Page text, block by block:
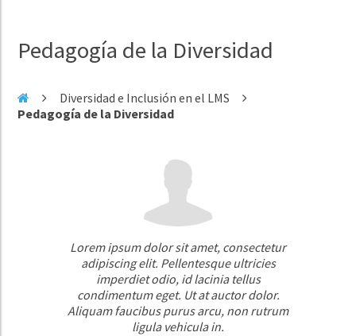
Pedagogía de la Diversidad
Diversidad e Inclusión en el LMS
Pedagogía de la Diversidad
Lorem ipsum dolor sit amet, consectetur
adipiscing elit. Pellentesque ultricies
imperdiet odio, id lacinia tellus
condimentum eget. Ut at auctor dolor.
Aliquam faucibus purus arcu, non rutrum
ligula vehicula in.